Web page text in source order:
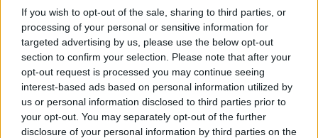
If you wish to opt-out of the sale, sharing to third parties, or
processing of your personal or sensitive information for
targeted advertising by us, please use the below opt-out
section to confirm your selection. Please note that after your
opt-out request is processed you may continue seeing
interest-based ads based on personal information utilized by
us or personal information disclosed to third parties prior to
your opt-out. You may separately opt-out of the further
disclosure of your personal information by third parties on the
Juni 2026
DARA gewinnt verdient, Israel beunruhigend –
unser Kommentar zum ESC 2026
KOMMENTAR
Mai 2026